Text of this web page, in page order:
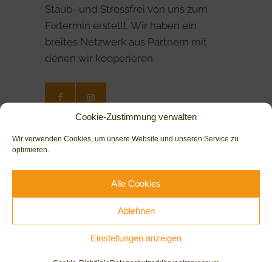
Cookie-Zustimmung verwalten
Wir verwenden Cookies, um unsere Website und unseren Service zu
optimieren.
Alle Cookies
Ablehnen
Einstellungen anzeigen
Staub- und Stressfrei von uns zum
Fixtermin erstellt. Wir haben ein
breites Netzwerk aus Partnern mit
denen wir kooperieren.
Leistungen
Heizungen
Planung